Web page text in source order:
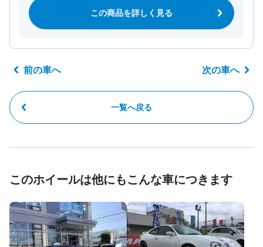
この商品を詳しく見る
前の車へ
一覧へ戻る
次の車へ
このホイールは他にもこんな車につきます